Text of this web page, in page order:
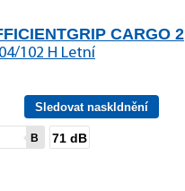
CARGO 2
102 H Letní
Sledovat naskldnění
B 71 dB